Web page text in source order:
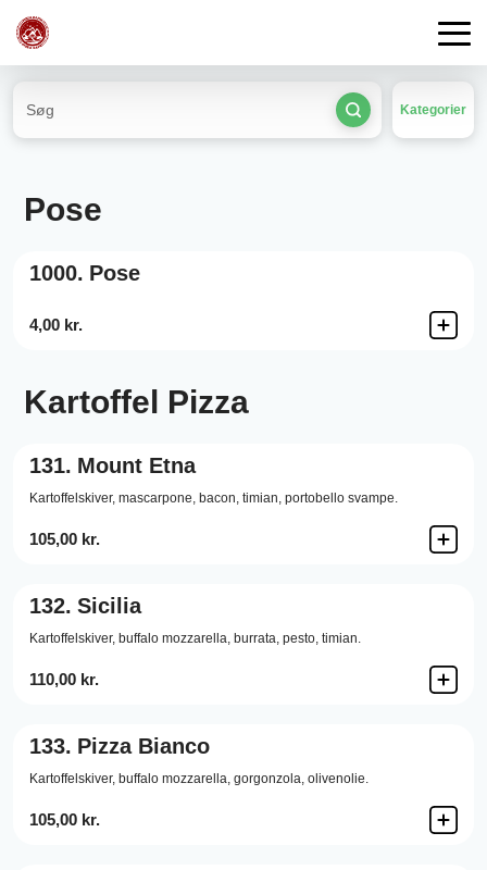
Kategorier
Pose
1000. Pose
4,00 kr.
Kartoffel Pizza
131. Mount Etna
Kartoffelskiver, mascarpone, bacon, timian, portobello svampe.
105,00 kr.
132. Sicilia
Kartoffelskiver, buffalo mozzarella, burrata, pesto, timian.
110,00 kr.
133. Pizza Bianco
Kartoffelskiver, buffalo mozzarella, gorgonzola, olivenolie.
105,00 kr.